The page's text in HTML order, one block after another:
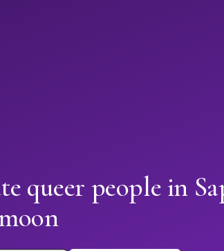
queer people in